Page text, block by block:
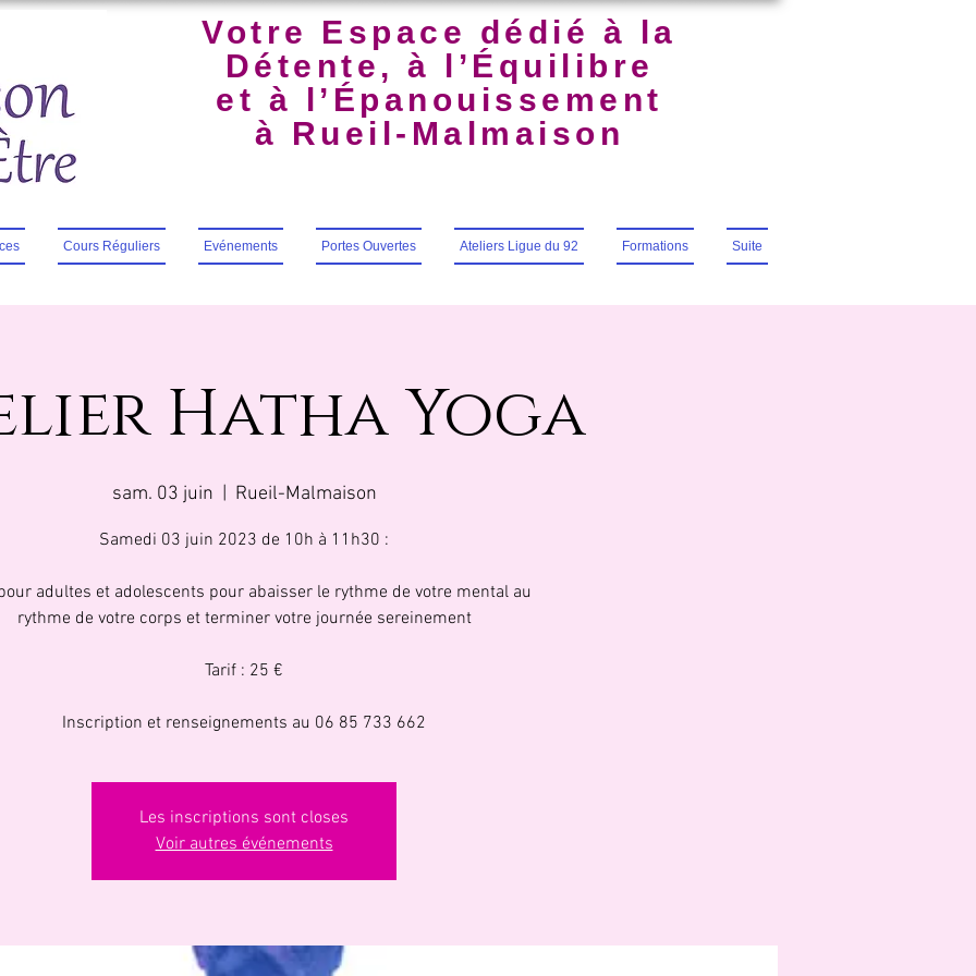
Votre Espace dédié à la
Détente, à l’Équilibre
et à l’Épanouissement
à Rueil-Malmaison
Cours Réguliers Evénements Portes Ouvertes Ateliers Ligue du 92 Formations Suite
Hatha Yoga
sam. 03 juin Rueil-Malmaison
Samedi 03 juin 2023 de 10h à 11h30 :
adultes et adolescents pour abaisser le rythme de votre mental au
rythme de votre corps et terminer votre journée sereinement
Tarif : 25 €
Inscription et renseignements au 06 85 733 662
Les inscriptions sont closes
Voir autres événements